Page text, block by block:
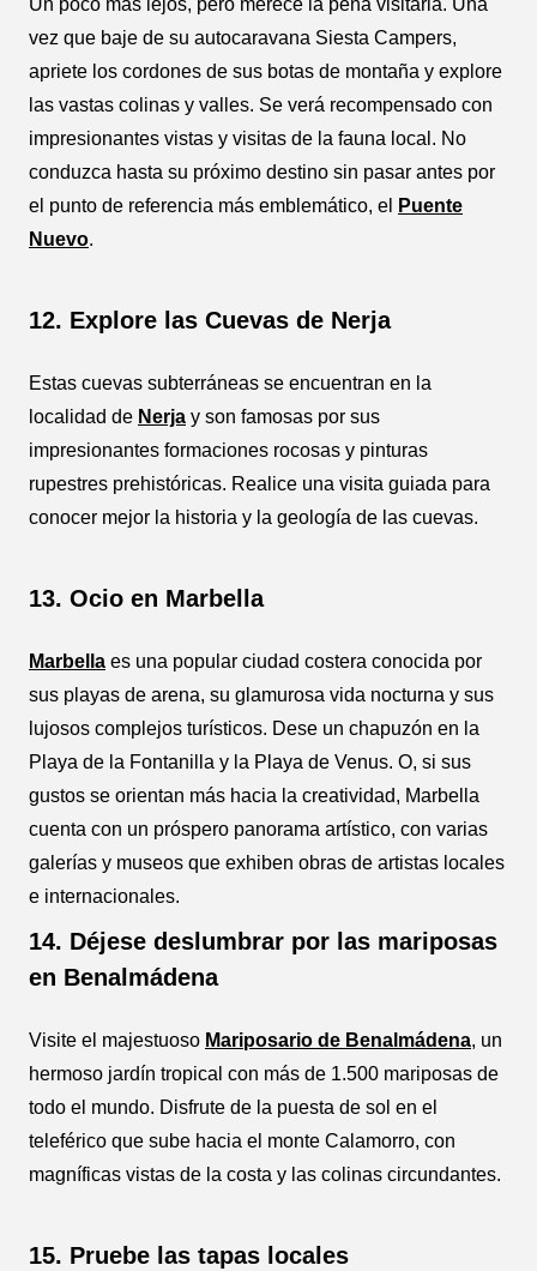
Un poco más lejos, pero merece la pena visitarla. Una
vez que baje de su autocaravana Siesta Campers,
apriete los cordones de sus botas de montaña y explore
las vastas colinas y valles. Se verá recompensado con
impresionantes vistas y visitas de la fauna local. No
conduzca hasta su próximo destino sin pasar antes por
el punto de referencia más emblemático, el
Puente
Nuevo.
12. Explore las Cuevas de Nerja
Estas cuevas subterráneas se encuentran en la
localidad de Nerja y son famosas por sus
impresionantes formaciones rocosas y pinturas
rupestres prehistóricas. Realice una visita guiada para
conocer mejor la historia y la geología de las cuevas.
13. Ocio en Marbella
Marbella es una popular ciudad costera conocida por
sus playas de arena, su glamurosa vida nocturna y sus
lujosos complejos turísticos. Dese un chapuzón en la
Playa de la Fontanilla y la Playa de Venus. O, si sus
gustos se orientan más hacia la creatividad, Marbella
cuenta con un próspero panorama artístico, con varias
galerías y museos que exhiben obras de artistas locales
e internacionales.
14. Déjese deslumbrar por las mariposas
en Benalmádena
Visite el majestuoso Mariposario de Benalmádena, un
hermoso jardín tropical con más de 1.500 mariposas de
todo el mundo. Disfrute de la puesta de sol en el
teleférico que sube hacia el monte Calamorro, con
magníficas vistas de la costa y las colinas circundantes.
15. Pruebe las tapas locales